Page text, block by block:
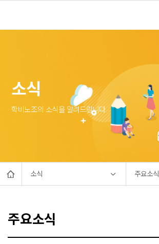
소식
학비노조의 소식을 알려드립니다.
소식 주요소식
주요소식